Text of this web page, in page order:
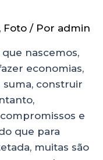
, Foto / Por admin
nascemos,
economias,
construir
e
que para
muitas são